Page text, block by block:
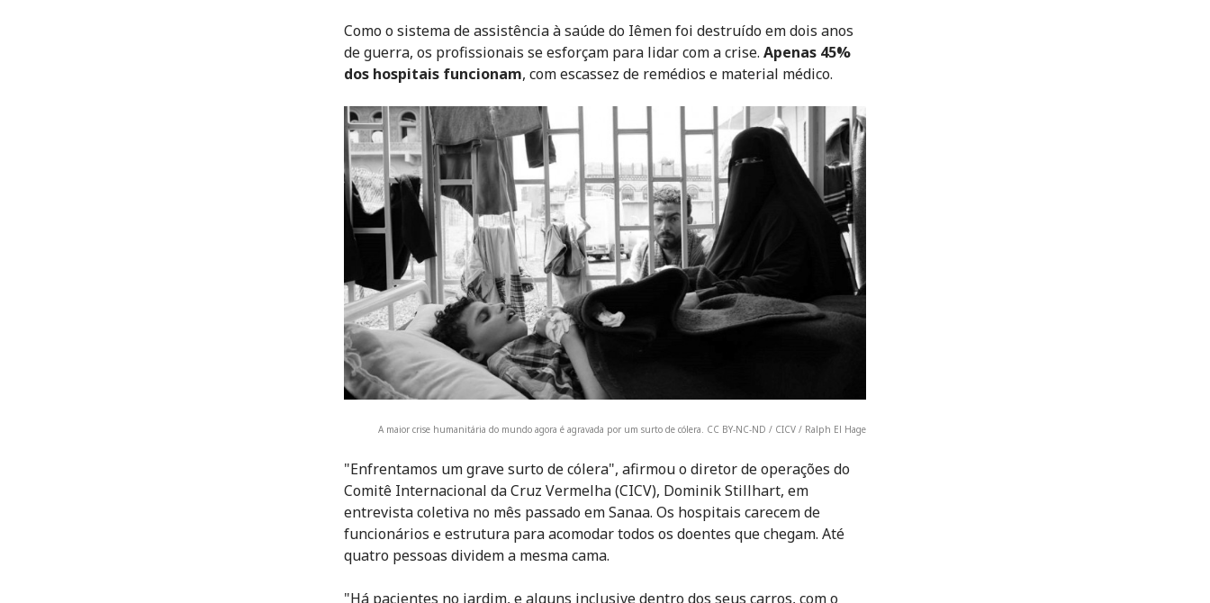
Como o sistema de assistência à saúde do Iêmen foi destruído em dois anos
de guerra, os profissionais se esforçam para lidar com a crise. Apenas 45%
dos hospitais funcionam, com escassez de remédios e material médico.
A maior crise humanitária do mundo agora é agravada por um surto de cólera. CC BY-NC-ND / CICV / Ralph El Hage
"Enfrentamos um grave surto de cólera", afirmou o diretor de operações do
Comitê Internacional da Cruz Vermelha (CICV), Dominik Stillhart, em
entrevista coletiva no mês passado em Sanaa. Os hospitais carecem de
funcionários e estrutura para acomodar todos os doentes que chegam. Até
quatro pessoas dividem a mesma cama.
"Há pacientes no jardim, e alguns inclusive dentro dos seus carros, com o